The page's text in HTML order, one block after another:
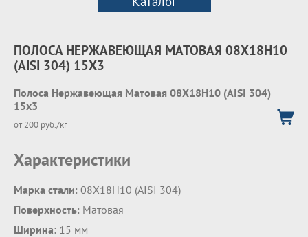
ПОЛОСА НЕРЖАВЕЮЩАЯ МАТОВАЯ 08Х18Н10
(AISI 304) 15Х3
Полоса Нержавеющая Матовая 08Х18Н10 (AISI 304)
15х3
от 200 руб./кг
Характеристики
Марка стали: 08Х18Н10 (AISI 304)
Поверхность: Матовая
Ширина: 15 мм